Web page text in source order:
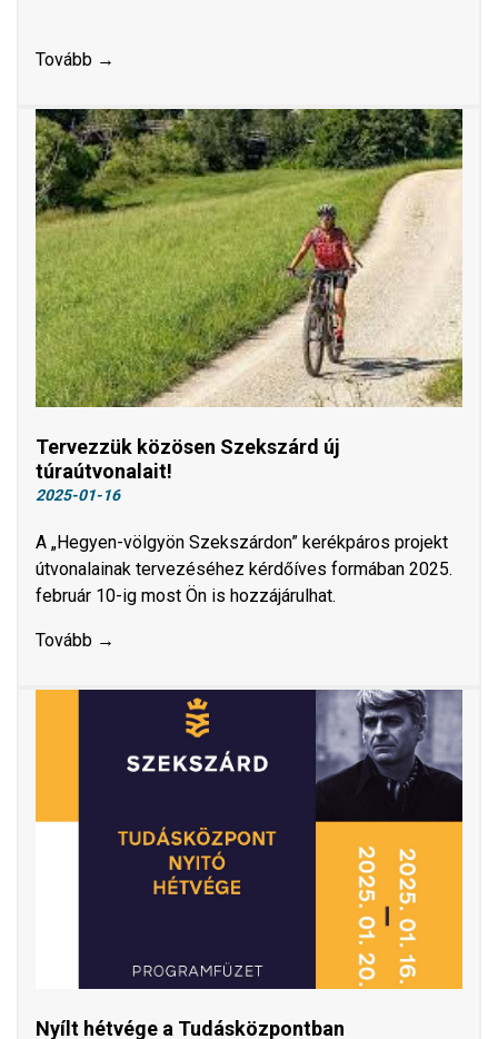
Tovább →
Tervezzük közösen Szekszárd új
túraútvonalait!
2025-01-16
A „Hegyen-völgyön Szekszárdon” kerékpáros projekt
útvonalainak tervezéséhez kérdőíves formában 2025.
február 10-ig most Ön is hozzájárulhat.
Tovább →
Nyílt hétvége a Tudásközpontban